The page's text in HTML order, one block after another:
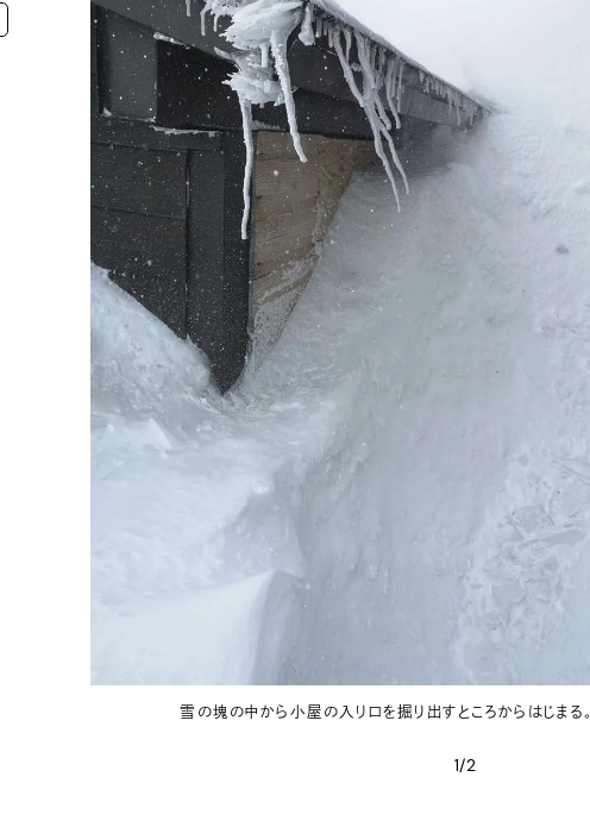
雪の塊の中から小屋の入り口を掘り出すところからはじまる。
1/2